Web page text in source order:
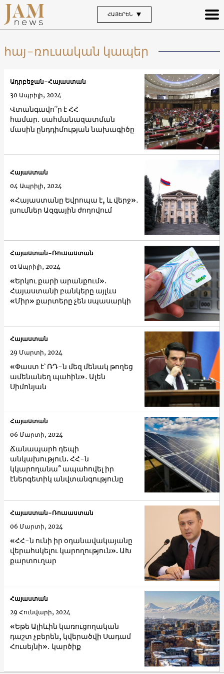
ՀԱՅԵՐԵՆ
հայ-ռուսական կապեր
Վտանգավո՞ր է ՀՀ
համար․ սահմանազատման
մասին ընդդիմության նախագիծը
Ադրբեջան-Հայաստան
30 Ապրիլի, 2024
«Հայաստանը Եվրոպա է, և վերջ»․
լսումներ Ազգային ժողովում
Հայաստան
04 Ապրիլի, 2024
«Երկու քարի արանքում»․
Հայաստանի բանկերը այլևս
«Միր» քարտերը չեն սպասարկի
Հայաստան-Ռուսաստան
01 Ապրիլի, 2024
«Փաստ է՝ ՌԴ-ն մեզ մենակ թողեց
ամենանեղ պահին»․ Ալեն
Սիմոնյան
Հայաստան
29 Մարտի, 2024
Ճանապարհ դեպի
անկախություն. ՀՀ-ն
կկարողանա՞ ապահովել իր
էներգետիկ անվտանգությունը
Հայաստան
06 Մարտի, 2024
«ՀՀ-ն ունի իր օդանավակայանը
վերահսկելու կարողություն». ԱԽ
քարտուղար
Հայաստան-Ռուսաստան
06 Մարտի, 2024
«Եթե Ալիևին կառուցողական
դաշտ չբերեն, կվերածվի Սադամ
Հուսեյնի»․ կարծիք
Հայաստան
29 Հունվարի, 2024